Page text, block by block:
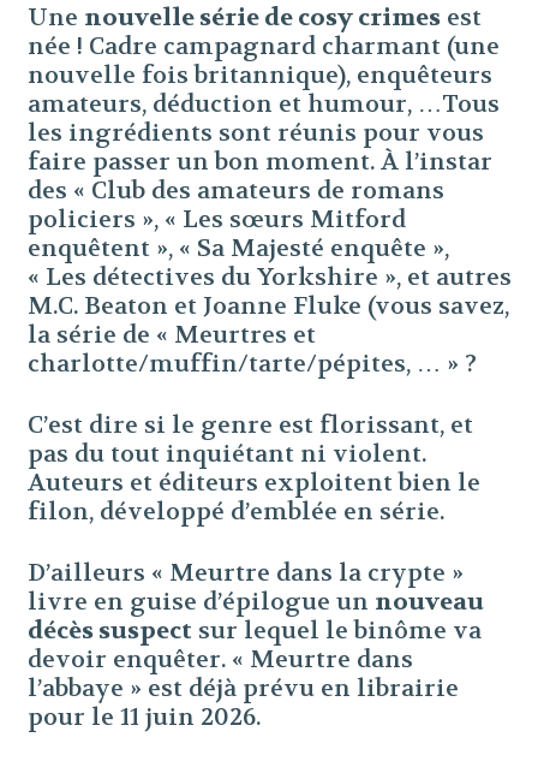
Une nouvelle série de cosy crimesest
née ! Cadre campagnard charmant (une
nouvelle fois britannique), enquêteurs
amateurs, déduction et humour, …Tous
les ingrédients sont réunis pour vous
faire passer un bon moment. À l’instar
des « Club des amateurs de romans
policiers », « Les sœurs Mitford
enquêtent », « Sa Majesté enquête »,
« Les détectives du Yorkshire », et autres
M.C. Beaton et Joanne Fluke (vous savez,
la série de « Meurtres et
charlotte/muffin/tarte/pépites, … » ?
C’est dire si le genre est florissant, et
pas du tout inquiétant ni violent.
Auteurs et éditeurs exploitent bien le
filon, développé d’emblée en série.
D’ailleurs « Meurtre dans la crypte »
livre en guise d’épilogue un nouveau
décès suspect sur lequel le binôme va
devoir enquêter. « Meurtre dans
l’abbaye » est déjà prévu en librairie
pour le 11 juin 2026.